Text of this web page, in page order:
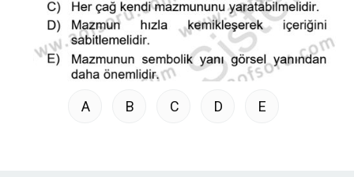
A B C D E